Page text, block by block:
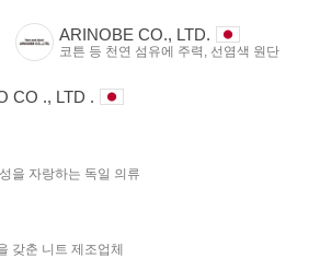
ARINOBE CO., LTD.
코튼 등 천연 섬유에 주력, 선염색 원단
CO ., LTD .
을 자랑하는 독일 의류
갖춘 니트 제조업체